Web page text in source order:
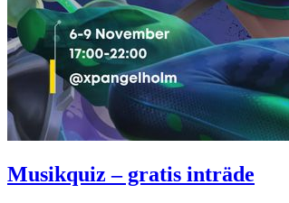
Musikquiz – gratis inträde